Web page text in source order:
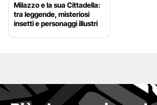
Milazzo e la sua Cittadella:
tra leggende, misteriosi
insetti e personaggi illustri